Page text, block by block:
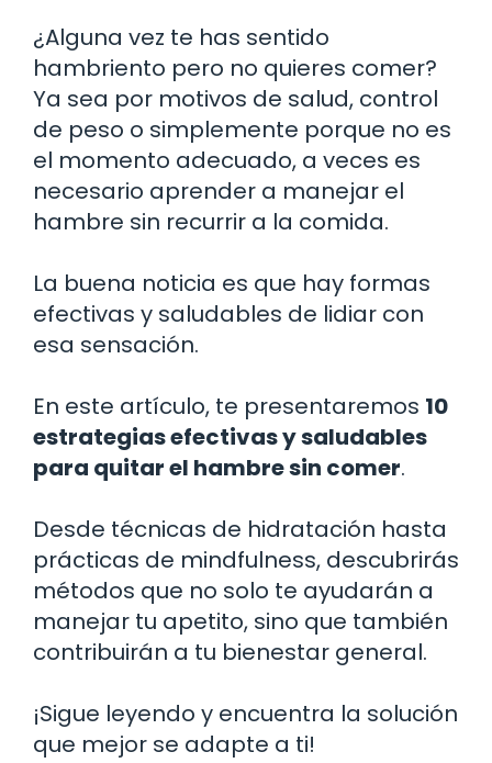
¿Alguna vez te has sentido
hambriento pero no quieres comer?
Ya sea por motivos de salud, control
de peso o simplemente porque no es
el momento adecuado, a veces es
necesario aprender a manejar el
hambre sin recurrir a la comida.
La buena noticia es que hay formas
efectivas y saludables de lidiar con
esa sensación.
En este artículo, te presentaremos 10
estrategias efectivas y saludables
para quitar el hambre sin comer.
Desde técnicas de hidratación hasta
prácticas de mindfulness, descubrirás
métodos que no solo te ayudarán a
manejar tu apetito, sino que también
contribuirán a tu bienestar general.
¡Sigue leyendo y encuentra la solución
que mejor se adapte a ti!